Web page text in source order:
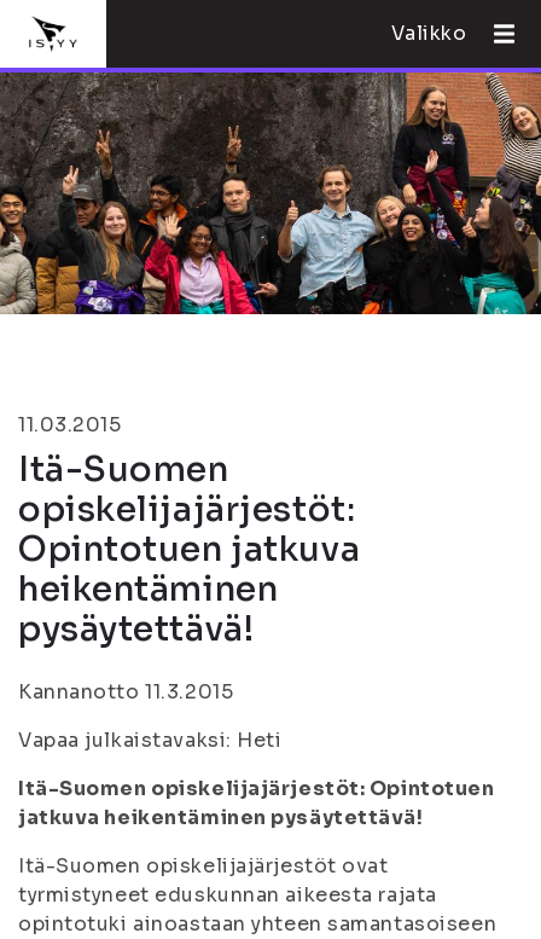
Valikko
11.03.2015
Itä-Suomen
opiskelijajärjestöt:
Opintotuen jatkuva
heikentäminen
pysäytettävä!
Kannanotto 11.3.2015
Vapaa julkaistavaksi: Heti
Itä-Suomen opiskelijajärjestöt: Opintotuen
jatkuva heikentäminen pysäytettävä!
Itä-Suomen opiskelijajärjestöt ovat
tyrmistyneet eduskunnan aikeesta rajata
opintotuki ainoastaan yhteen samantasoiseen